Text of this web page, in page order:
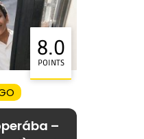
8.0
POINTS
–